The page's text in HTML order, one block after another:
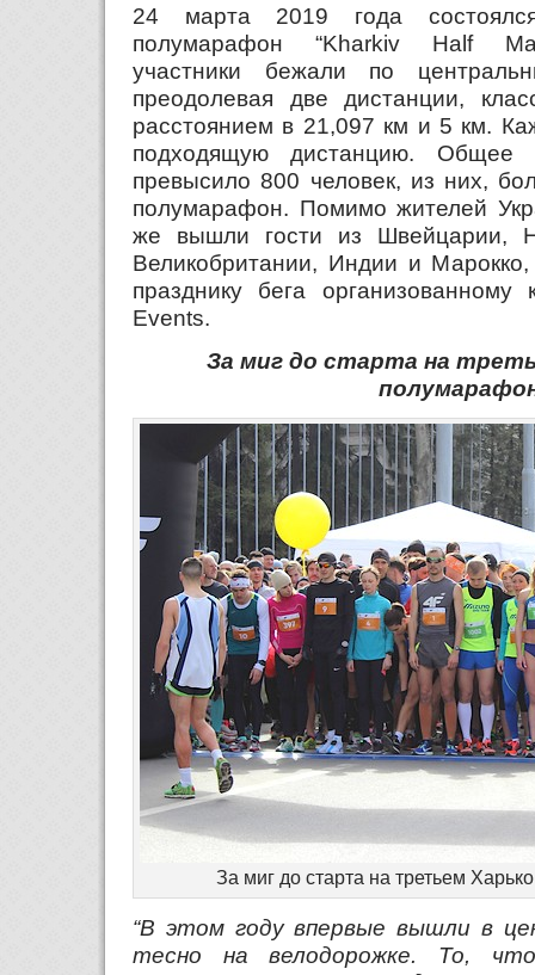
24 марта 2019 года
полумарафон “Kharkiv Half
участники бежали по
преодолевая две дистанции,
расстоянием в 21,097 км и 5 км.
подходящую дистанцию. Общее
превысило 800 человек, из них,
полумарафон. Помимо жителей
же вышли гости из Швейцарии,
Великобритании, Индии и
празднику бега
Events.
За миг до старта на
За миг до старта на третьем
“В этом году впервые вышли в
тесно на велодорожке. То,